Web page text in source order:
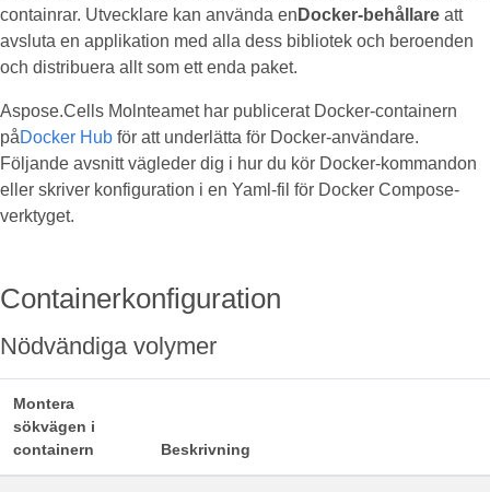
containrar. Utvecklare kan använda en Docker-behållare att
avsluta en applikation med alla dess bibliotek och beroenden
och distribuera allt som ett enda paket.
Aspose.Cells Molnteamet har publicerat Docker-containern
påDocker Hub för att underlätta för Docker-användare.
Följande avsnitt vägleder dig i hur du kör Docker-kommandon
eller skriver konfiguration i en Yaml-fil för Docker Compose-
verktyget.
Containerkonfiguration
Nödvändiga volymer
Montera
sökvägen i
containern
Beskrivning